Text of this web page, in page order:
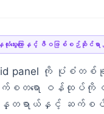
နှလုံးသွေးကြောနှင့် ဇီဝဖြစ်စဉ်ဆိုင်ရာ ကျ
panel ကို ပုံစံတစ်ခုအ
စတရော ဝန်ထုပ်ကို ထင်
တရာယ်နှင့် ဆက်စပ်တတ်